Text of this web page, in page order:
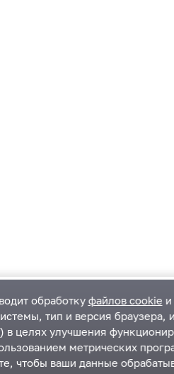
округ Московской
обработку файлов cookie
тип и версия браузера,
в целях улучшения
метрических
чтобы ваши данные